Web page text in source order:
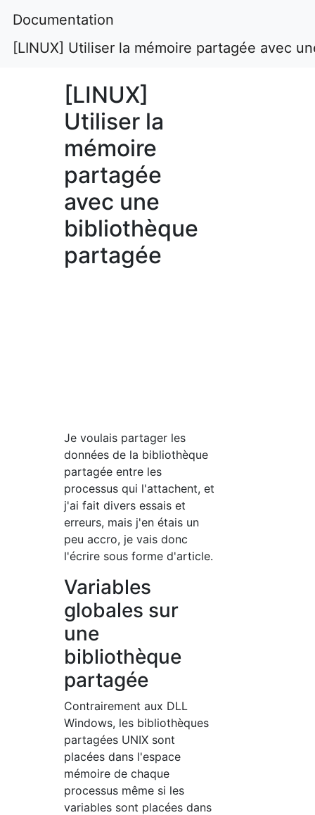
Documentation
[LINUX] Utiliser la mémoire partagée avec
[LINUX]
Utiliser la
mémoire
partagée
avec une
bibliothèque
partagée
Je voulais partager les
données de la bibliothèque
partagée entre les
processus qui l'attachent, et
j'ai fait divers essais et
erreurs, mais j'en étais un
peu accro, je vais donc
l'écrire sous forme d'article.
Variables
globales sur
une
bibliothèque
partagée
Contrairement aux DLL
Windows, les bibliothèques
partagées UNIX sont
placées dans l'espace
mémoire de chaque
processus même si les
variables sont placées dans